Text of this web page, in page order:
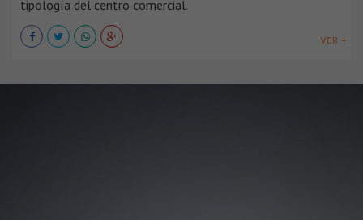
tipología del centro comercial.
VER +